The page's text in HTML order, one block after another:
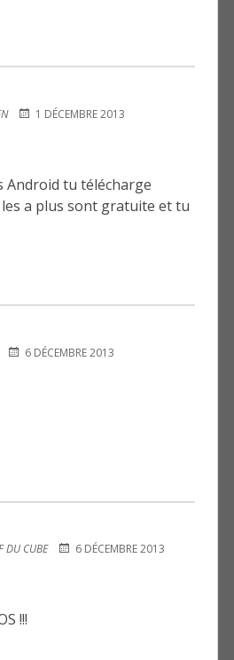
1 DÉCEMBRE 2013
Android tu télécharge
a plus sont gratuite et tu
6 DÉCEMBRE 2013
DU CUBE 6 DÉCEMBRE 2013
!!!